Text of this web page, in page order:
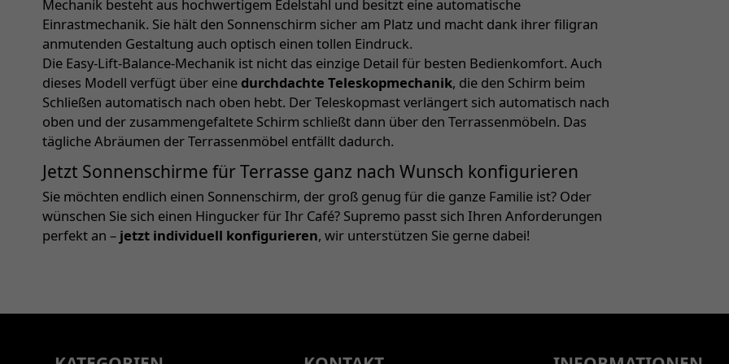
Mechanik besteht aus hochwertigem Edelstahl und besitzt eine automatische
Einrastmechanik. Sie hält den Sonnenschirm sicher am Platz und macht dank ihrer filigran
anmutenden Gestaltung auch optisch einen tollen Eindruck.
Die Easy-Lift-Balance-Mechanik ist nicht das einzige Detail für besten Bedienkomfort. Auch
dieses Modell verfügt über einedurchdachte Teleskopmechanik, die den Schirm beim
Schließen automatisch nach oben hebt. Der Teleskopmast verlängert sich automatisch nach
oben und der zusammengefaltete Schirm schließt dann über den Terrassenmöbeln. Das
tägliche Abräumen der Terrassenmöbel entfällt dadurch.
Jetzt Sonnenschirme für Terrasse ganz nach Wunsch konfigurieren
Sie möchten endlich einen Sonnenschirm, der groß genug für die ganze Familie ist? Oder
wünschen Sie sich einen Hingucker für Ihr Café? Supremo passt sich Ihren Anforderungen
perfekt an – jetzt individuell konfigurieren, wir unterstützen Sie gerne dabei!